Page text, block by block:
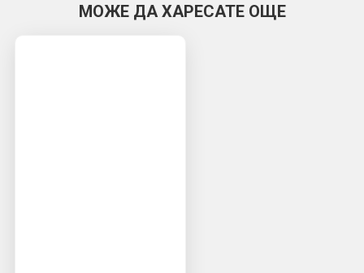
МОЖЕ ДА ХАРЕСАТЕ ОЩЕ